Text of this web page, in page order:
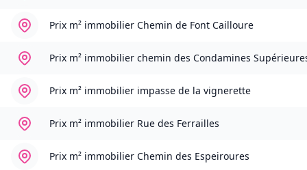
Prix m² immobilier Chemin de Font Cailloure
Prix m² immobilier chemin des Condamines
Prix m² immobilier impasse de la vignerette
Prix m² immobilier Rue des Ferrailles
Prix m² immobilier Chemin des Espeiroures